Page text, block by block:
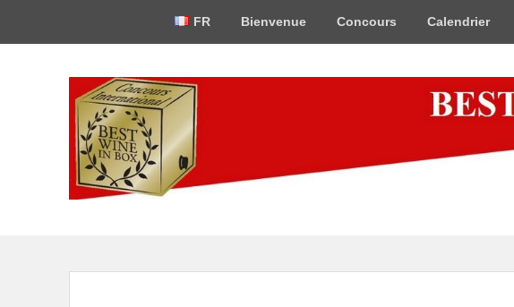
haut
FR Bienvenue Concours Calendrier
Best-Wine-In-Box
Concours International Best-Wine-In-Box